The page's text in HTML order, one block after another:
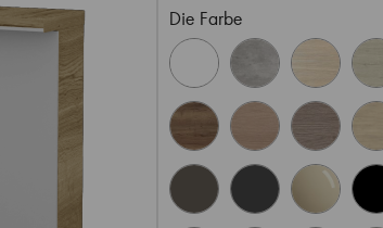
Die Farbe